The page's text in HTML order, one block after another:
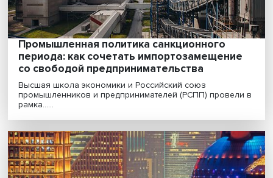
Возвращение к нормальности: к чему
приведет легализация параллельного
импорта
Прежние меры охраны интеллектуальной
и авторского права в нашей стране были чрезмер......